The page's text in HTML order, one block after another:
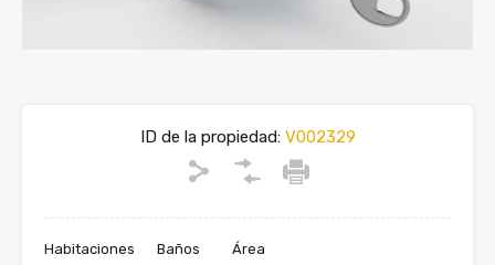
ID de la propiedad:V002329
Habitaciones Baños Área